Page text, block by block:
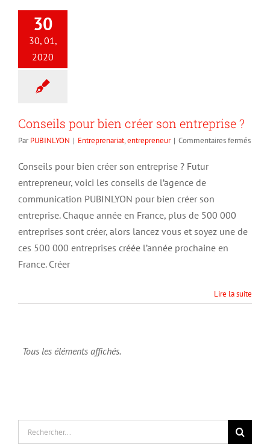
30
30, 01,
2020
Conseils pour bien créer son entreprise ?
ParPUBINLYON | Entreprenariat,entrepreneur | Commentaires ferméssur
Conseils pour bien créer son entreprise ? Futur
entrepreneur, voici les conseils de l’agence de
communication PUBINLYON pour bien créer son
entreprise. Chaque année en France, plus de 500 000
entreprises sont créer, alors lancez vous et soyez une de
ces 500 000 entreprises créée l’année prochaine en
France. Créer
Lire la suite